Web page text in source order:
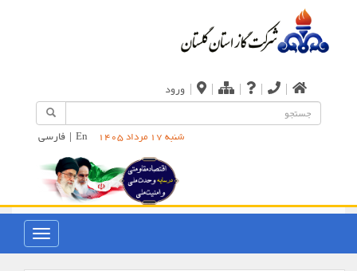
|
|
|
|
| ورود
شنبه 17 مرداد 1405 En
| فارسی